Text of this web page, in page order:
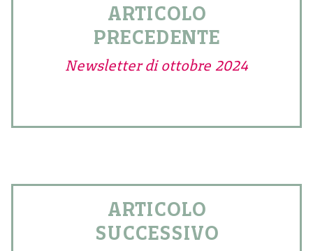
ARTICOLO
PRECEDENTE
Newsletter di ottobre 2024
ARTICOLO
SUCCESSIVO